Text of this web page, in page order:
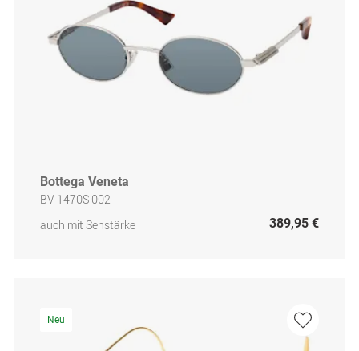
Bottega Veneta
BV 1470S 002
auch mit Sehstärke
389,95 €
Neu